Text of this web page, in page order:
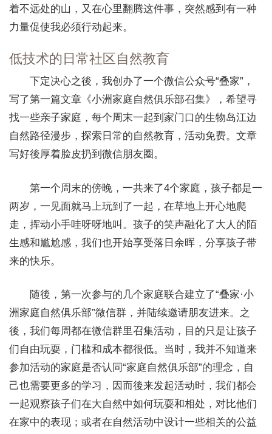
着不远处的山，又在心里翻腾这件事，突然感到有一种
力量促使我必须行动起来。
低技术的日常社区自然教育
下定决心之後，我创办了一个微信公众号“叠家”，
写了第一篇文章《小洲家庭自然俱乐部召集》，希望寻
找一些亲子家庭，每个周末一起到家门口的生物岛江边
自然路径漫步，探索日常的自然教育，活动免费。文章
写好後厚着脸皮扔到微信朋友圈。
第一个周末的傍晚，一共来了4个家庭，孩子都是一
两岁，一见面就马上玩到了一起，在草地上开心地爬
走，挥动小手哇呀呀地叫。孩子的笑声融化了大人的陌
生感和尴尬感，我们也开始享受落日余晖，分享孩子带
来的快乐。
随後，第一次参与的几个家庭联合建立了“叠家·小
洲家庭自然俱乐部”微信群，并陆续邀请朋友进来。之
後，我们每周都在微信群里召集活动，目的只是让孩子
们自由玩耍，门槛和成本都很低。当时，我并不知道来
参加活动的家庭是否认同“家庭自然俱乐部”的理念，自
己也需要更多的学习，因而後来发起活动时，我们都会
一起观察孩子们在大自然中如何玩耍和相处，对比他们
在家中的表现；或者在自然活动中设计一些相关的公益